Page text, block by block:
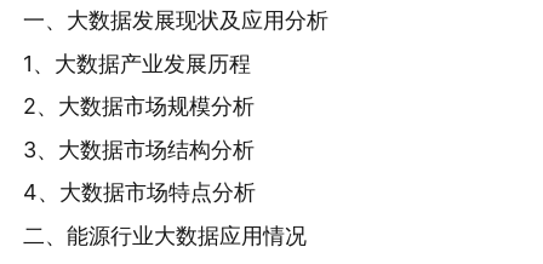
一、大数据发展现状及应用分析
1、大数据产业发展历程
2、大数据市场规模分析
3、大数据市场结构分析
4、大数据市场特点分析
二、能源行业大数据应用情况